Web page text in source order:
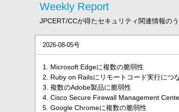
Weekly Report
JPCERT/CCが得たセキュリティ関連情報の
2026-08-05号
Microsoft Edgeに複数の脆弱性
Ruby on Railsにリモートコード実行につ
複数のAdobe製品に脆弱性
Cisco Secure Firewall Management
Google Chromeに複数の脆弱性